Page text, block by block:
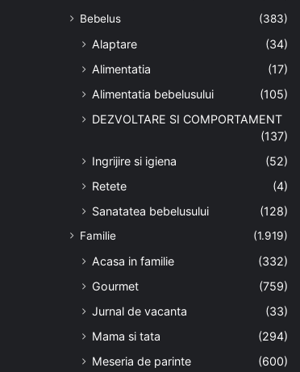
Bebelus (383)
Alaptare
(34)
Alimentatia
(17)
Alimentatia bebelusului
(105)
DEZVOLTARE SI COMPORTAMENT
(137)
Ingrijire si igiena
(52)
Retete
(4)
Sanatatea bebelusului
(128)
Familie (1.919)
Acasa in familie
(332)
Gourmet
(759)
Jurnal de vacanta
(33)
Mama si tata
(294)
Meseria de parinte
(600)